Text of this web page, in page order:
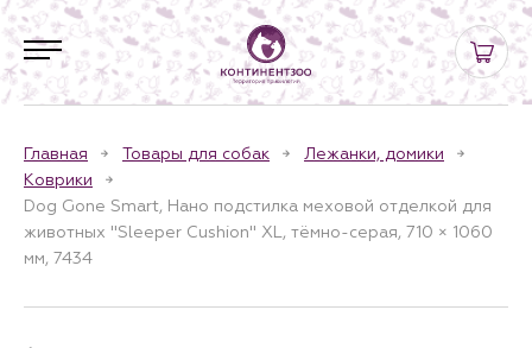
Главная Товары для собак
Лежанки, домики
Коврики
Dog Gone Smart, Нано подстилка меховой отделкой для
животных "Sleeper Cushion" XL, тёмно-серая, 710 × 1060
мм, 7434